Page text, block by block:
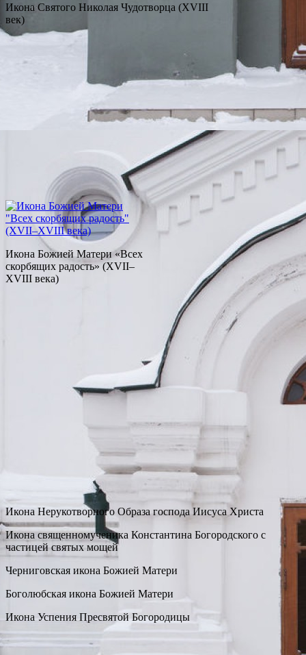
Икона Святого Николая Чудотворца (XVIII
век)
Икона Божией Матери «Всех
скорбящих радость» (XVII–
XVIII века)
Икона Нерукотворного Образа господа Иисуса Христа
Икона священномученика Константина Богородского с
частицей святых мощей
Черниговская икона Божией Матери
Боголюбская икона Божией Матери
Икона Успения Пресвятой Богородицы